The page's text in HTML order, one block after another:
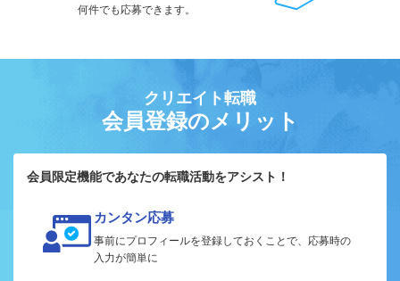
何件でも応募できます。
クリエイト転職
会員登録のメリット
会員限定機能であなたの転職活動をアシスト！
カンタン応募
事前にプロフィールを登録しておくことで、応募時の
入力が簡単に